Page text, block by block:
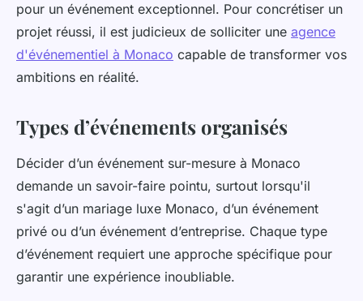
pour un événement exceptionnel. Pour concrétiser un
projet réussi, il est judicieux de solliciter une agence
d'événementiel à Monaco capable de transformer vos
ambitions en réalité.
Types d’événements organisés
Décider d’un événement sur-mesure à Monaco
demande un savoir-faire pointu, surtout lorsqu'il
s'agit d’un mariage luxe Monaco, d’un événement
privé ou d’un événement d’entreprise. Chaque type
d’événement requiert une approche spécifique pour
garantir une expérience inoubliable.